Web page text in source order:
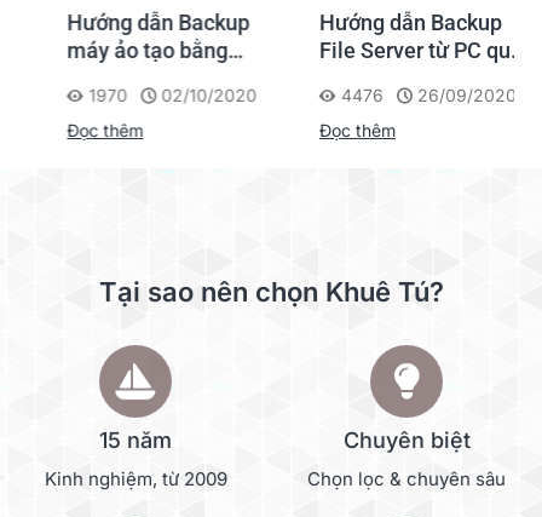
Hướng dẫn Backup
máy ảo tạo bằng
Manager trong NAS
Synology
1970
02/10/2020
Đọc thêm
Hướng dẫn Backup
File Server từ PC qua
4476
26/09/2020
Đọc thêm
Tại sao nên chọn Khuê Tú?
15 năm
Kinh nghiệm, từ 2009
Chuyên biệt
Chọn lọc & chuyên sâu